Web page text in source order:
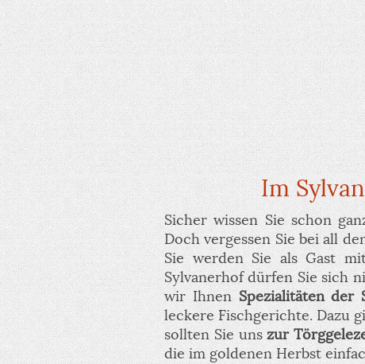
Im
Sicher wissen Sie schon
Doch vergessen Sie bei all
Sie werden Sie als Gast
Sylvanerhof dürfen Sie sich
wir Ihnen Spezialitäten der
leckere Fischgerichte. Dazu
sollten Sie unszur
die im goldenen Herbst